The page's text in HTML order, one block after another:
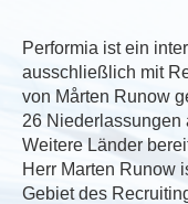
Performia ist ein
ausschließlich mit
von Mårten Runow
26 Niederlassungen
Weitere Länder
Herr Marten Runow
Gebiet des